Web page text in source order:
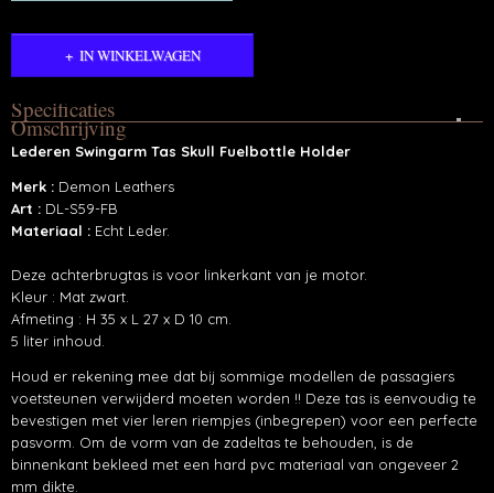
IN WINKELWAGEN
Specificaties
Productcode
DL-59-Skull
Omschrijving
Lederen Swingarm Tas Skull Fuelbottle Holder
Merk : Demon Leathers
Art : DL-S59-FB
Materiaal : Echt Leder.
Deze achterbrugtas is voor linkerkant van je motor.
Kleur : Mat zwart.
Afmeting : H 35 x L 27 x D 10 cm.
5 liter inhoud.
Houd er rekening mee dat bij sommige modellen de passagiers
voetsteunen verwijderd moeten worden !! Deze tas is eenvoudig te
bevestigen met vier leren riempjes (inbegrepen) voor een perfecte
pasvorm. Om de vorm van de zadeltas te behouden, is de
binnenkant bekleed met een hard pvc materiaal van ongeveer 2
mm dikte.